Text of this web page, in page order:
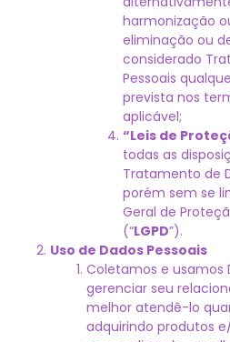
harmonização
eliminação ou
considerado
Pessoais
prevista nos
aplicável;
“Leis de
todas as
Tratamento de
porém sem se
Geral de
(“LGPD”).
Uso de Dados Pessoais
Coletamos e usamos
gerenciar seu
melhor atendê-lo
adquirindo produtos